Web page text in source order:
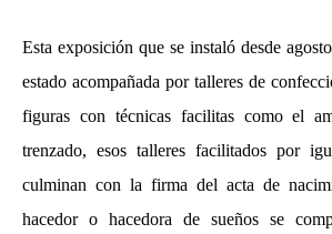
Esta exposición que se instaló desde
estado acompañada por talleres de
figuras con técnicas facilitas como el
trenzado, esos talleres facilitados por
culminan con la firma del acta de
hacedor o hacedora de sueños se